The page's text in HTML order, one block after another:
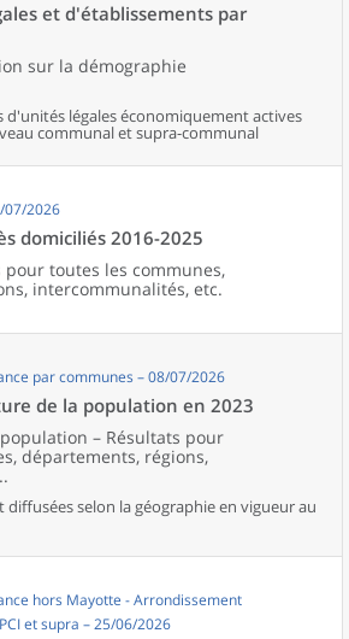
et d'établissements par
sur la démographie
d'unités légales économiquement actives
communal et supra-communal
07/2026
domiciliés 2016-2025
pour toutes les communes,
intercommunalités, etc.
par communes – 08/07/2026
de la population en 2023
– Résultats pour
départements, régions,
diffusées selon la géographie en vigueur au
hors Mayotte - Arrondissement
et supra – 25/06/2026